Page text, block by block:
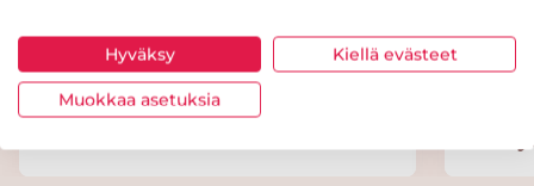
Hyväksy Kiellä evästeet
Muokkaa asetuksia